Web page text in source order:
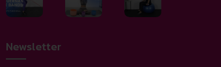
Newsletter